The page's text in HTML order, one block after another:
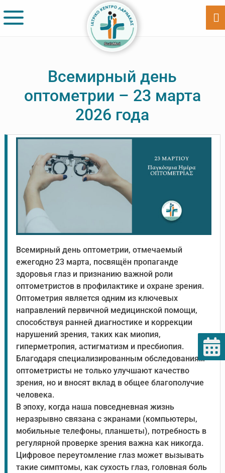
to
to
Всемирный день
оптометрии – 23 марта
2026 года
Всемирный день оптометрии, отмечаемый
ежегодно 23 марта, посвящён пропаганде
здоровья глаз и признанию важной роли
оптометристов в профилактике и охране зрения.
Оптометрия является одним из ключевых
направлений первичной медицинской помощи,
способствуя ранней диагностике и коррекции
нарушений зрения, таких как миопия,
гиперметропия, астигматизм и пресбиопия.
Благодаря специализированным обследованиям
оптометристы не только улучшают качество
зрения, но и вносят вклад в общее благополучие
человека.
В эпоху, когда наша повседневная жизнь
неразрывно связана с экранами (компьютеры,
мобильные телефоны, планшеты), потребность в
регулярной проверке зрения важна как никогда.
Цифровое переутомление глаз может вызывать
такие симптомы, как сухость глаз, головная боль